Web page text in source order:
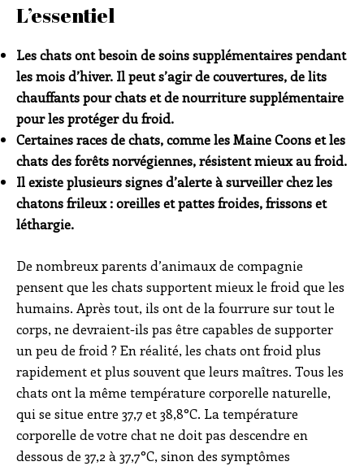
L’essentiel
Les chats ont besoin de soins supplémentaires pendant
les mois d’hiver. Il peut s’agir de couvertures, de lits
chauffants pour chats et de nourriture supplémentaire
pour les protéger du froid.
Certaines races de chats, comme les Maine Coons et les
chats des forêts norvégiennes, résistent mieux au froid.
Il existe plusieurs signes d’alerte à surveiller chez les
chatons frileux : oreilles et pattes froides, frissons et
léthargie.
De nombreux parents d’animaux de compagnie
pensent que les chats supportent mieux le froid que les
humains. Après tout, ils ont de la fourrure sur tout le
corps, ne devraient-ils pas être capables de supporter
un peu de froid ? En réalité, les chats ont froid plus
rapidement et plus souvent que leurs maîtres. Tous les
chats ont la même température corporelle naturelle,
qui se situe entre 37,7 et 38,8°C. La température
corporelle de votre chat ne doit pas descendre en
dessous de 37,2 à 37,7°C, sinon des symptômes